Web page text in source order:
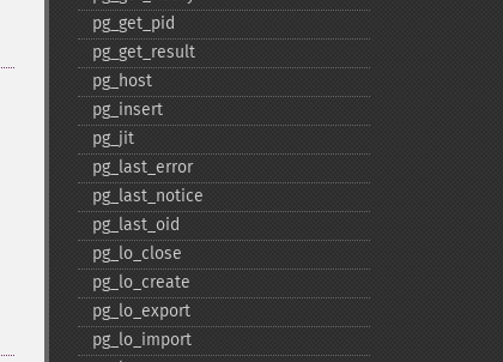
pg_​get_​pid
pg_​get_​result
pg_​host
pg_​insert
pg_​jit
pg_​last_​error
pg_​last_​notice
pg_​last_​oid
pg_​lo_​close
pg_​lo_​create
pg_​lo_​export
pg_​lo_​import